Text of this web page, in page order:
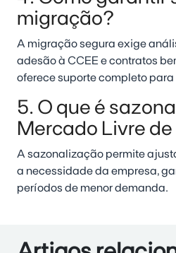
migração?
A migração segura exige
adesão à CCEE e contratos
oferece suporte completo para
5. O que é
Mercado Livre
A sazonalização permite
a necessidade da empresa,
períodos de menor demanda.